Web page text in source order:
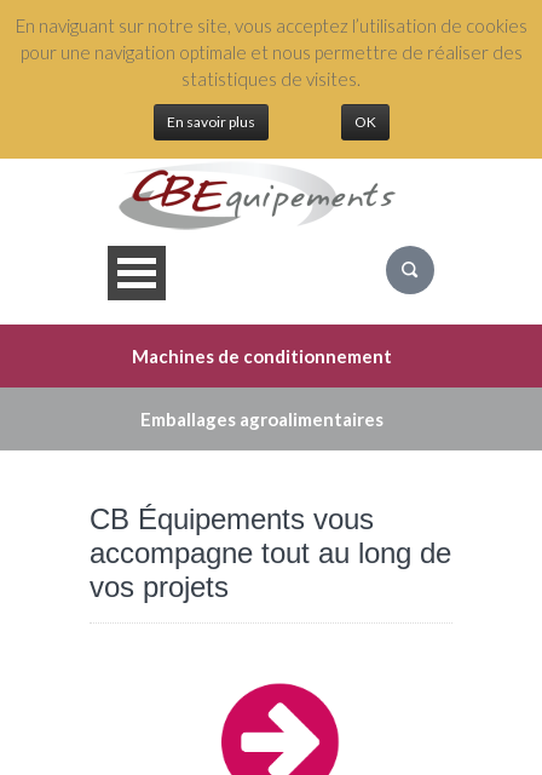
En naviguant sur notre site, vous acceptez l’utilisation de cookies
pour une navigation optimale et nous permettre de réaliser des
statistiques de visites.
En savoir plus OK
+(33) 3 88 04 54 49
NOS ÉQUIPEMENTS
NOS SERVICES
Machines de conditionnement
Emballages agroalimentaires
CB Équipements vous
accompagne tout au long de
vos projets